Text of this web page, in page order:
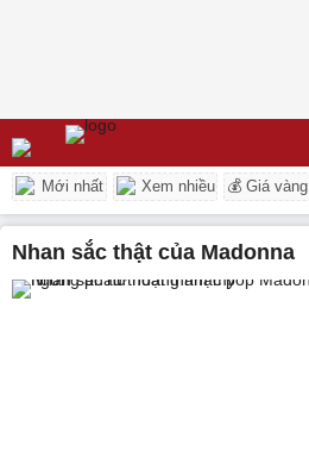
Mới nhất Xem nhiều 💰 Giá vàng
Nhan sắc thật của Madonna